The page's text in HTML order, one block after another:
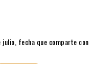
fecha que comparte con